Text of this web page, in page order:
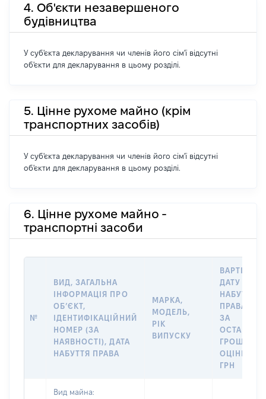
4. Об'єкти незавершеного
будівництва
У суб'єкта декларування чи членів його сім'ї відсутні
об'єкти для декларування в цьому розділі.
5. Цінне рухоме майно (крім
транспортних засобів)
У суб'єкта декларування чи членів його сім'ї відсутні
об'єкти для декларування в цьому розділі.
6. Цінне рухоме майно -
транспортні засоби
№
ВИД, ЗАГАЛЬНА
ІНФОРМАЦІЯ ПРО
ОБʼЄКТ,
ІДЕНТИФІКАЦІЙНИЙ
НОМЕР (ЗА
НАЯВНОСТІ), ДАТА
НАБУТТЯ ПРАВА
МАРКА,
МОДЕЛЬ,
РІК
ВИПУСКУ
ВАРТІСТЬ
ДАТУ
НАБУТТЯ
ПРАВА АБО
ЗА
ОЦІНКОЮ,
ГРН
Вид майна: